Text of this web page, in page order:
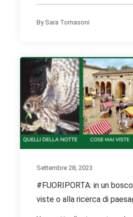
By Sara Tomasoni
Settembre 28, 2023
#FUORIPORTA: in un
viste o alla ricerca di